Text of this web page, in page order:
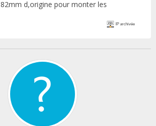
d,origine pour monter les
IP archivée